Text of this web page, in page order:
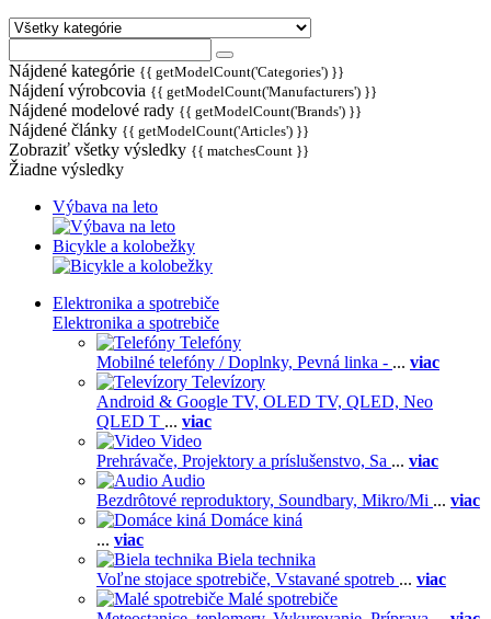
Nájdené kategórie {{ getModelCount('Categories') }}
Nájdení výrobcovia {{ getModelCount('Manufacturers') }}
Nájdené modelové rady {{ getModelCount('Brands') }}
Nájdené články {{ getModelCount('Articles') }}
Zobraziť všetky výsledky {{ matchesCount }}
Žiadne výsledky
Výbava na leto
Bicykle a kolobežky
Elektronika a spotrebiče
Elektronika a spotrebiče
Telefóny
Mobilné telefóny / Doplnky, Pevná linka - ... viac
Televízory
Android & Google TV, OLED TV, QLED, Neo
QLED T ... viac
Video
Prehrávače, Projektory a príslušenstvo, Sa ... viac
Audio
Bezdrôtové reproduktory, Soundbary, Mikro/Mi ... viac
Domáce kiná
... viac
Biela technika
Voľne stojace spotrebiče, Vstavané spotreb ... viac
Malé spotrebiče